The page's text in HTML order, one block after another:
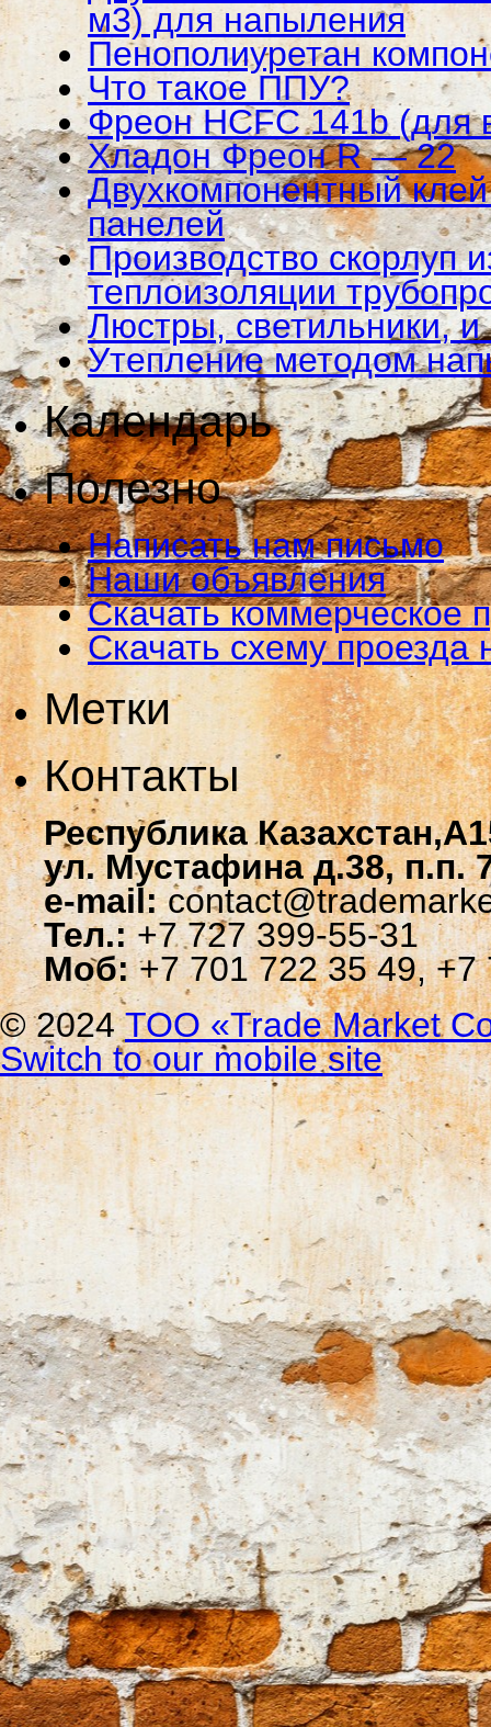
м3) для напыления
Пенополиуретан
Что такое ППУ?
Фреон HCFC 141b (для
Хладон Фреон R — 22
Двухкомпонентный
панелей
Производство скорлуп
теплоизоляции
Люстры, светильники,
Утепление методом
Календарь
Полезно
Написать нам письмо
Наши объявления
Скачать коммерческое
Скачать схему проезда
Метки
Контакты
Республика
ул. Мустафина д.38, п.п.
e-mail:
Тел.:+7 727 399-55-31
Моб:+7 701 722 35 49, +7
© 2024ТОО «Trade Мarket
Switch to our mobile site